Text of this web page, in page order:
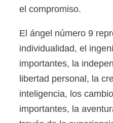
el compromiso.
El ángel número 9
individualidad, el
importantes, la
libertad personal, la
inteligencia, los
importantes, la